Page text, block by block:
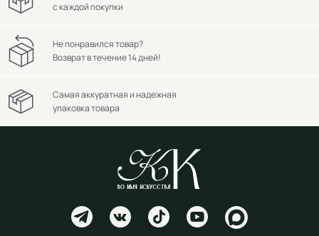
с каждой покупки
Не понравился товар?
Возврат в течение 14 дней!
Самая аккуратная и надежная
упаковка товара